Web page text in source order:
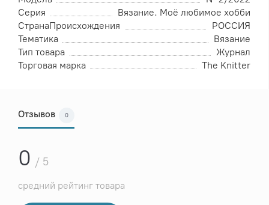
Серия
Вязание. Моё любимое хобби
СтранаПроисхождения
РОССИЯ
Тематика
Вязание
Тип товара
Журнал
Торговая марка
The Knitter
Отзывов 0
0 / 5
средний рейтинг товара